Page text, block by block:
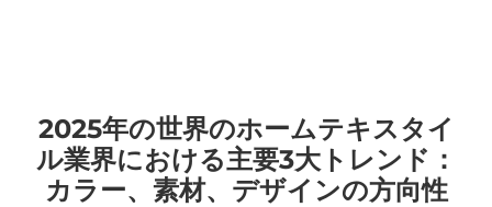
2025年の世界のホームテキスタイ
ル業界における主要3大トレンド：
カラー、素材、デザインの方向性